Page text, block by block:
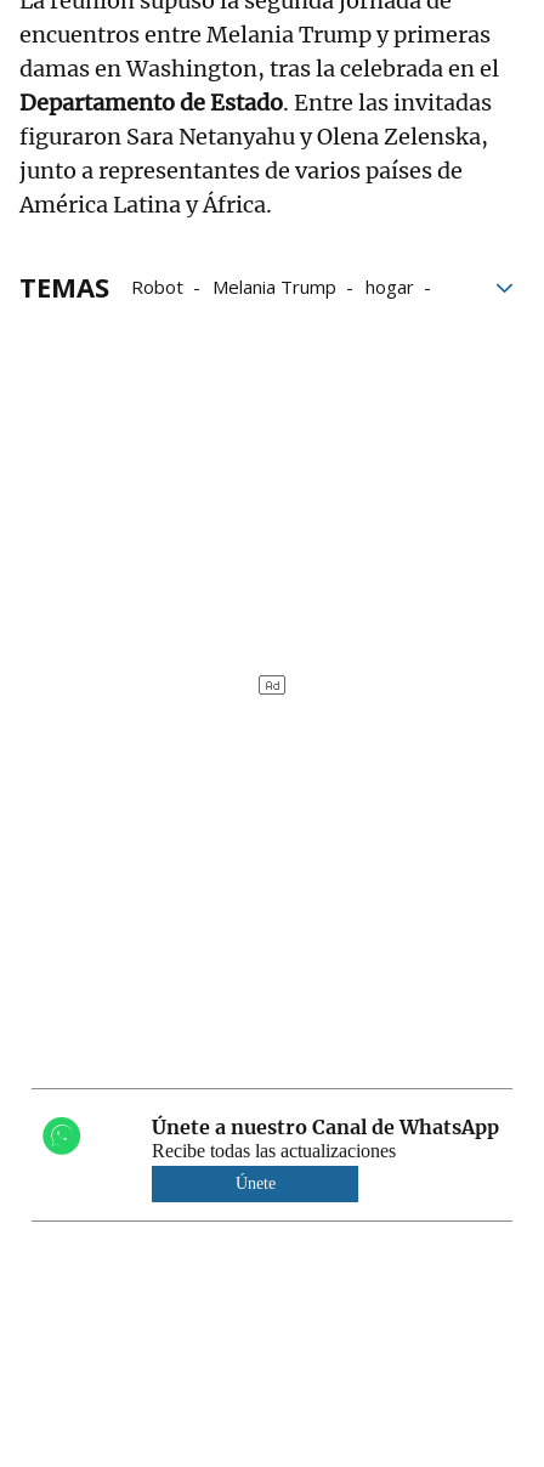
encuentros entre Melania Trump y primeras
damas en Washington, tras la celebrada en el
Departamento de Estado. Entre las invitadas
figuraron Sara Netanyahu y Olena Zelenska,
junto a representantes de varios países de
América Latina y África.
TEMAS Robot Melania Trump
hogar
Únete a nuestro Canal de WhatsApp
Recibe todas las actualizaciones
Únete